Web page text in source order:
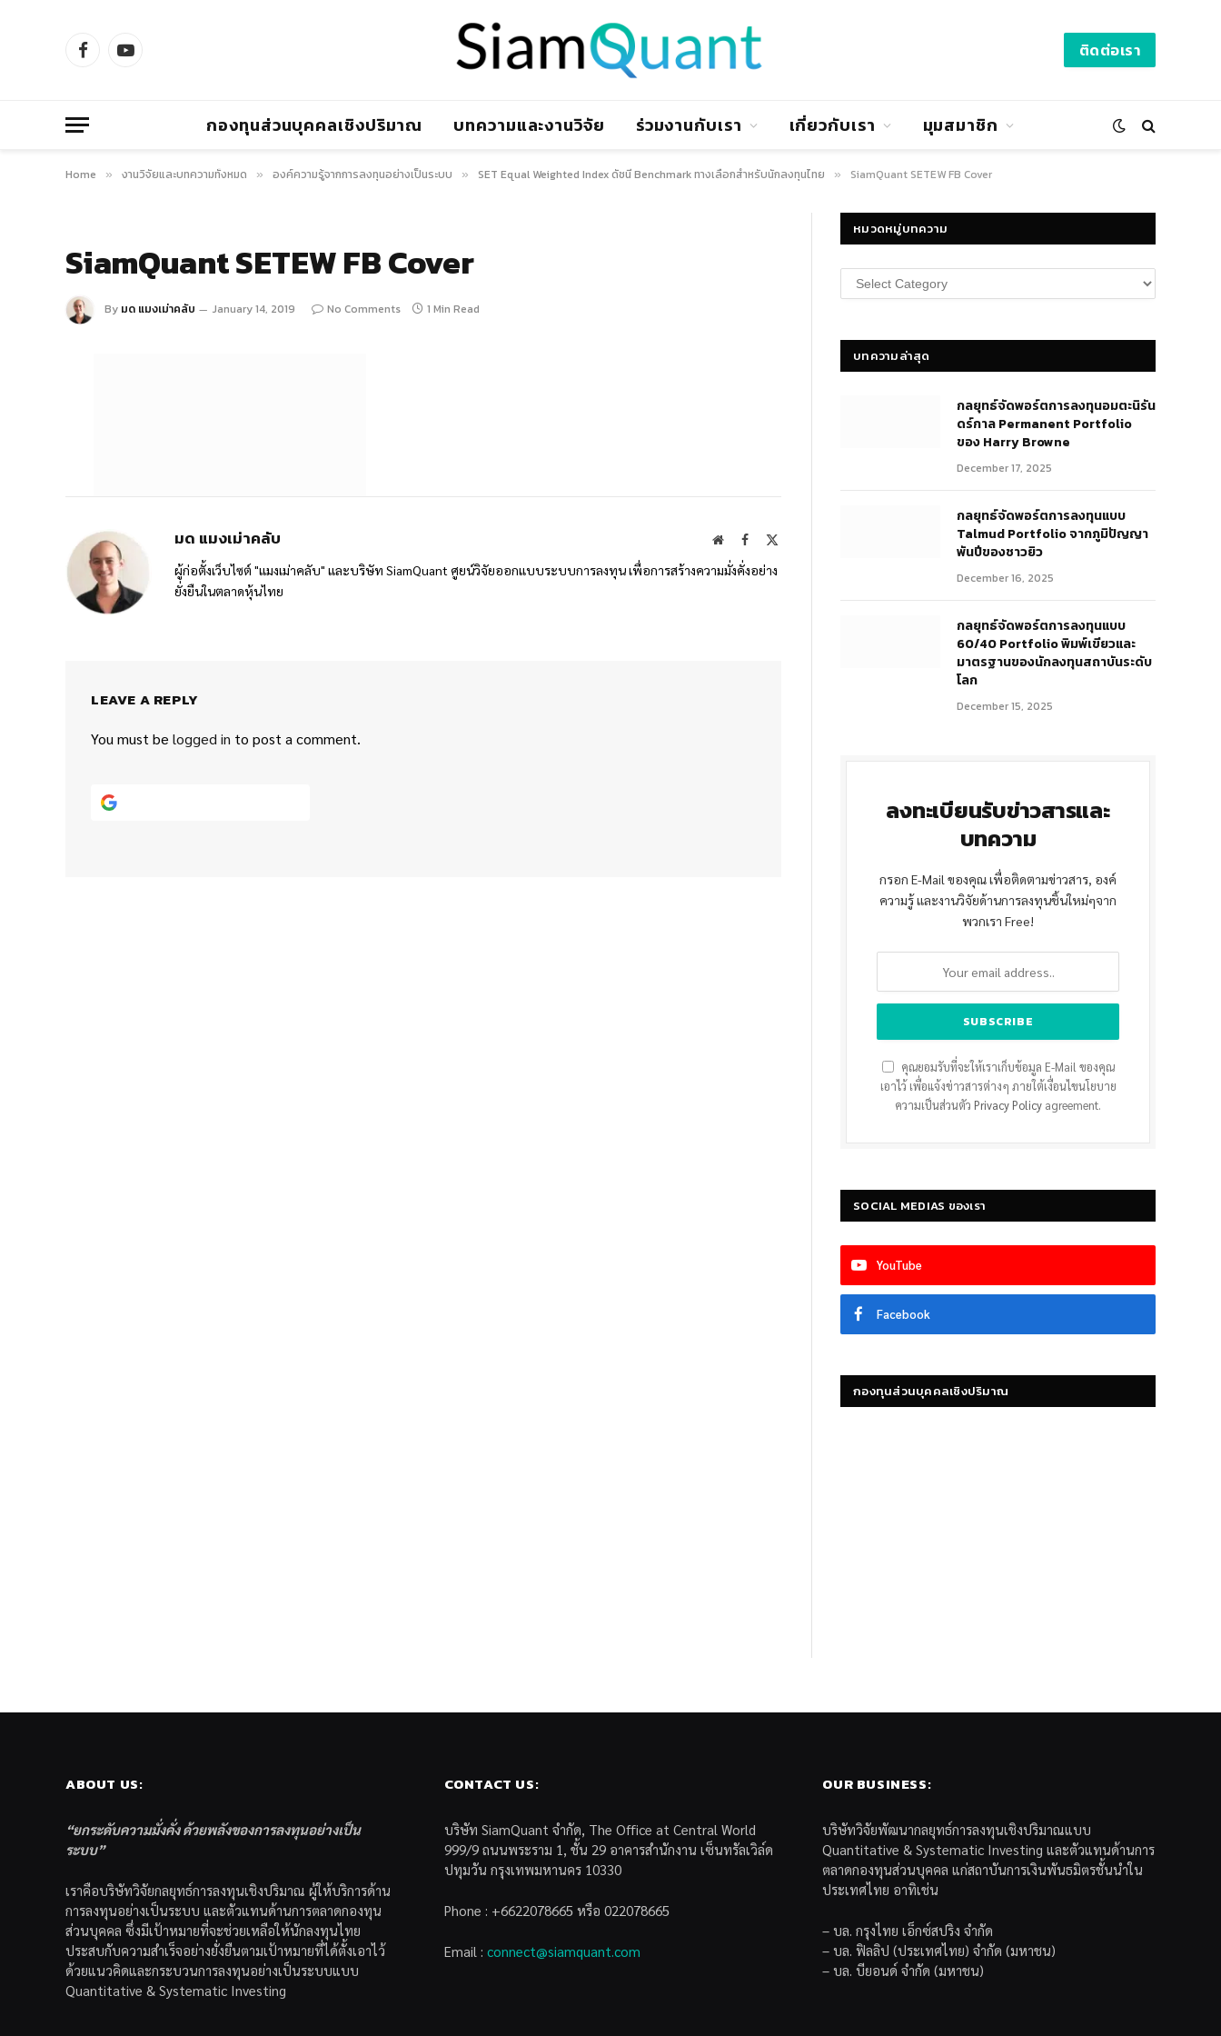
FacebookYouTube ติดต่อเรา
กองทุนส่วนบุคคลเชิงปริมาณ บทความและงานวิจัย ร่วมงานกับเรา เกี่ยวกับเรา มุมสมาชิก
Home » งานวิจัยและบทความทั้งหมด » องค์ความรู้จากการลงทุนอย่างเป็นระบบ » SET Equal Weighted Index ดัชนี Benchmark ทางเลือกสำหรับนักลงทุนไทย » SiamQuant SETEW FB Cover
SiamQuant SETEW FB Cover
By มด แมงเม่าคลับ January 14, 2019 No Comments 1 Min Read
มด แมงเม่าคลับ WebsiteFacebook
ผู้ก่อตั้งเว็บไซต์ "แมงเม่าคลับ" และบริษัท SiamQuant ศูยน์วิจัยออกแบบระบบการลงทุน เพื่อการสร้างความมั่งคั่งอย่าง
ยั่งยืนในตลาดหุ้นไทย
LEAVE A REPLY
You must be logged in to post a comment.
หมวดหมู่บทความ
หมวด
หมู่
บทความล่าสุด
กลยุทธ์​จัดพอร์ตการลงทุนอมตะนิรัน
ดร์กาล Permanent Portfolio
ของ Harry Browne
December 17, 2025
กลยุทธ์จัดพอร์ตการลงทุนแบบ
Talmud Portfolio จากภูมิปัญญา
พันปีของชาวยิว
December 16, 2025
กลยุทธ์จัดพอร์ตการลงทุนแบบ
60/40 Portfolio พิมพ์เขียวและ
มาตรฐานของนักลงทุนสถาบันระดับ
โลก
December 15, 2025
ลงทะเบียนรับข่าวสารและ
บทความ
กรอก E-Mail ของคุณ เพื่อติดตามข่าวสาร, องค์
ความรู้ และงานวิจัยด้านการลงทุนชิ้นใหม่ๆจาก
พวกเรา Free!
คุณยอมรับที่จะให้เราเก็บข้อมูล E-Mail ของคุณ
เอาไว้ เพื่อแจ้งข่าวสารต่างๆ ภายใต้เงื่อนไขนโยบาย
ความเป็นส่วนตัว Privacy Policy agreement.
SOCIAL MEDIAS ของเรา
YouTube
Facebook
กองทุนส่วนบุคคลเชิงปริมาณ
ABOUT US:
“ยกระดับความมั่งคั่ง ด้วยพลังของการลงทุนอย่างเป็น
ระบบ”
เราคือบริษัทวิจัยกลยุทธ์การลงทุนเชิงปริมาณ ผู้ให้บริการด้าน
การลงทุนอย่างเป็นระบบ และตัวแทนด้านการตลาดกองทุน
ส่วนบุคคล ซึ่งมีเป้าหมายที่จะช่วยเหลือให้นักลงทุนไทย
ประสบกับความสำเร็จอย่างยั่งยืนตามเป้าหมายที่ได้ตั้งเอาไว้
ด้วยแนวคิดและกระบวนการลงทุนอย่างเป็นระบบแบบ
Quantitative & Systematic Investing
CONTACT US:
บริษัท SiamQuant จำกัด, The Office at Central World
999/9 ถนนพระราม 1, ชั้น 29 อาคารสำนักงาน เซ็นทรัลเวิล์ด
ปทุมวัน กรุงเทพมหานคร 10330
Phone : +6622078665 หรือ 022078665
Email : connect@siamquant.com
OUR BUSINESS:
บริษัทวิจัยพัฒนากลยุทธ์การลงทุนเชิงปริมาณแบบ
Quantitative & Systematic Investing และตัวแทนด้านการ
ตลาดกองทุนส่วนบุคคล แก่สถาบันการเงินพันธมิตรชั้นนำใน
ประเทศไทย อาทิเช่น
– บล. กรุงไทย เอ็กซ์สปริง จำกัด
– บล. ฟิลลิป (ประเทศไทย) จำกัด (มหาชน)
– บล. บียอนด์ จำกัด (มหาชน)